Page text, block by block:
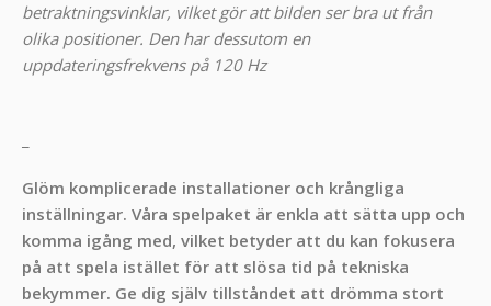
betraktningsvinklar, vilket gör att bilden ser bra ut från
olika positioner. Den har dessutom en
uppdateringsfrekvens på 120 Hz
Glöm komplicerade installationer och krångliga
inställningar. Våra spelpaket är enkla att sätta upp och
komma igång med, vilket betyder att du kan fokusera
på att spela istället för att slösa tid på tekniska
bekymmer. Ge dig själv tillståndet att drömma stort